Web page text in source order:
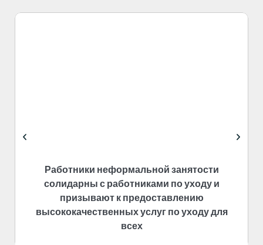
Работники неформальной занятости
солидарны с работниками по уходу и
призывают к предоставлению
высококачественных услуг по уходу для
всех